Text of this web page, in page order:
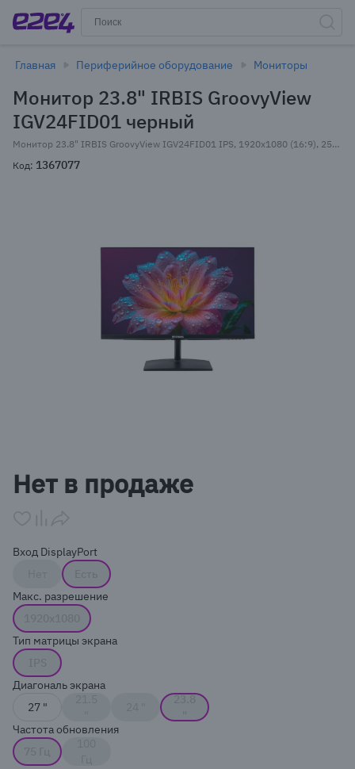
Главная Периферийное оборудование Мониторы
Монитор 23.8" IRBIS GroovyView
IGV24FID01 черный
Монитор 23.8" IRBIS GroovyView IGV24FID01 IPS, 1920x1080 (16:9), 250кд/м2, 3 мс, 178°/178°, VGA, HDMI, DisplayPort, USB-Hub, черный (IGV24FID01)
Код: 1367077
of
1
Нет в продаже
Вход DisplayPort
Макс. разрешение
Тип матрицы экрана
Диагональ экрана
27 "
23.8
Частота обновления